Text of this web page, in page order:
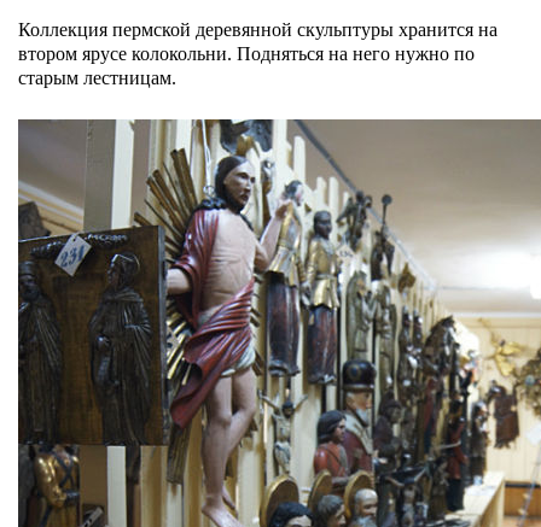
Коллекция пермской деревянной скульптуры хранится на
втором ярусе колокольни. Подняться на него нужно по
старым лестницам.